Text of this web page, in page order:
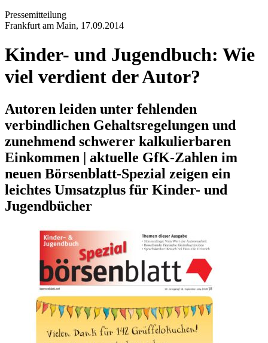
Pressemitteilung
Frankfurt am Main, 17.09.2014
Kinder- und Jugendbuch: Wie
viel verdient der Autor?
Autoren leiden unter fehlenden
verbindlichen Gehaltsregelungen und
zunehmend schwerer kalkulierbaren
Einkommen | aktuelle GfK-Zahlen im
neuen Börsenblatt-Spezial zeigen ein
leichtes Umsatzplus für Kinder- und
Jugendbücher